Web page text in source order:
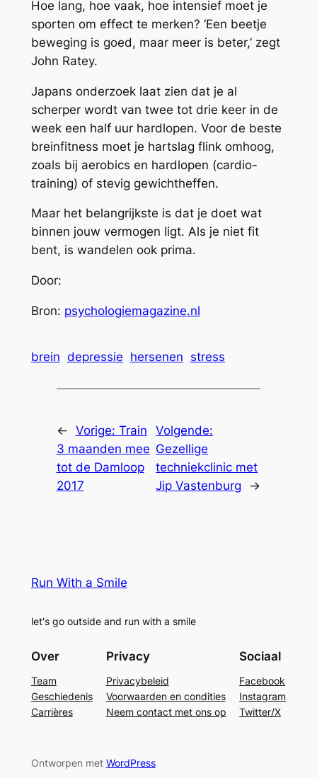
Hoe lang, hoe vaak, hoe intensief moet je
sporten om effect te merken? ‘Een beetje
beweging is goed, maar meer is beter,’ zegt
John Ratey.
Japans onderzoek laat zien dat je al
scherper wordt van twee tot drie keer in de
week een half uur hardlopen. Voor de beste
breinfitness moet je hartslag flink omhoog,
zoals bij aerobics en hardlopen (cardio-
training) of stevig gewichtheffen.
Maar het belangrijkste is dat je doet wat
binnen jouw vermogen ligt. Als je niet fit
bent, is wandelen ook prima.
Door:
Bron: psychologiemagazine.nl
brein depressie hersenen stress
← Vorige: Train
3 maanden mee
tot de Damloop
2017
Volgende:
Gezellige
techniekclinic met
Jip Vastenburg
→
Run With a Smile
let's go outside and run with a smile
Over
Team
Geschiedenis
Carrières
Privacy
Privacybeleid
Voorwaarden en condities
Neem contact met ons op
Sociaal
Facebook
Instagram
Twitter/X
Ontworpen met WordPress